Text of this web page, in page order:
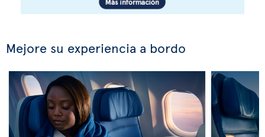
Mejore su experiencia a bordo